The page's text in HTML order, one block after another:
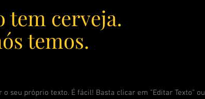
tem cerveja.
temos.
seu próprio texto. É fácil! Basta clicar em "Editar Texto" ou